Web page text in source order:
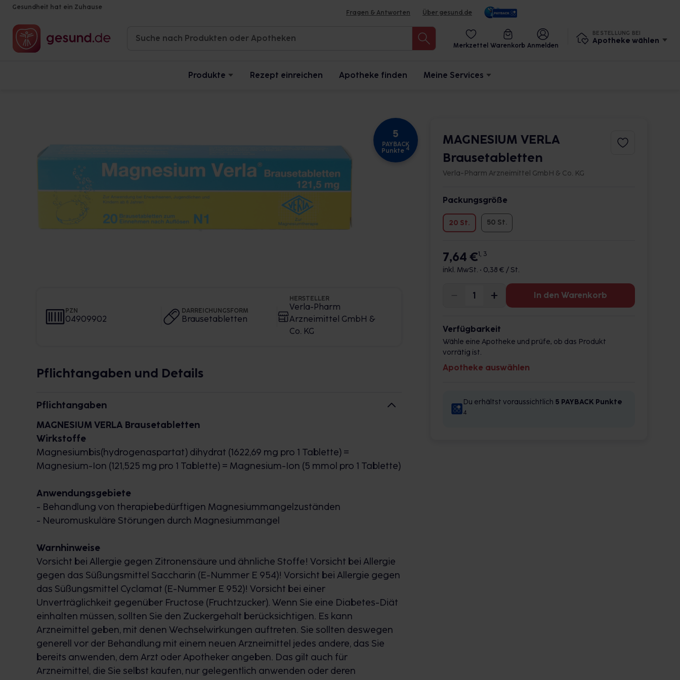
Gesundheit hat ein Zuhause
Fragen & Antworten Über gesund.de
Merkzettel Warenkorb Anmelden
BESTELLUNG BEI
Apotheke wählen
Produkte Rezept einreichen Apotheke finden Meine Services
5
PAYBACK
Punkte 4
PZN
04909902
DARREICHUNGSFORM
Brausetabletten
HERSTELLER
Verla-Pharm
Arzneimittel GmbH &
Co. KG
Pflichtangaben und Details
Pflichtangaben
MAGNESIUM VERLA Brausetabletten
Wirkstoffe
Magnesiumbis(hydrogenaspartat) dihydrat (1622,69 mg pro 1 Tablette) =
Magnesium-Ion (121,525 mg pro 1 Tablette) = Magnesium-Ion (5 mmol pro 1 Tablette)
Anwendungsgebiete
- Behandlung von therapiebedürftigen Magnesiummangelzuständen
- Neuromuskuläre Störungen durch Magnesiummangel
Warnhinweise
Vorsicht bei Allergie gegen Zitronensäure und ähnliche Stoffe! Vorsicht bei Allergie
gegen das Süßungsmittel Saccharin (E-Nummer E 954)! Vorsicht bei Allergie gegen
das Süßungsmittel Cyclamat (E-Nummer E 952)! Vorsicht bei einer
Unverträglichkeit gegenüber Fructose (Fruchtzucker). Wenn Sie eine Diabetes-Diät
einhalten müssen, sollten Sie den Zuckergehalt berücksichtigen. Es kann
Arzneimittel geben, mit denen Wechselwirkungen auftreten. Sie sollten deswegen
generell vor der Behandlung mit einem neuen Arzneimittel jedes andere, das Sie
bereits anwenden, dem Arzt oder Apotheker angeben. Das gilt auch für
Arzneimittel, die Sie selbst kaufen, nur gelegentlich anwenden oder deren
MAGNESIUM VERLA
Brausetabletten
Verla-Pharm Arzneimittel GmbH & Co. KG
Packungsgröße
20 St. 50 St.
7,64 €1, 3
inkl. MwSt. • 0,38 € / St.
In den Warenkorb
Verfügbarkeit
Wähle eine Apotheke und prüfe, ob das Produkt
vorrätig ist.
Apotheke auswählen
Du erhältst voraussichtlich 5 PAYBACK Punkte
4